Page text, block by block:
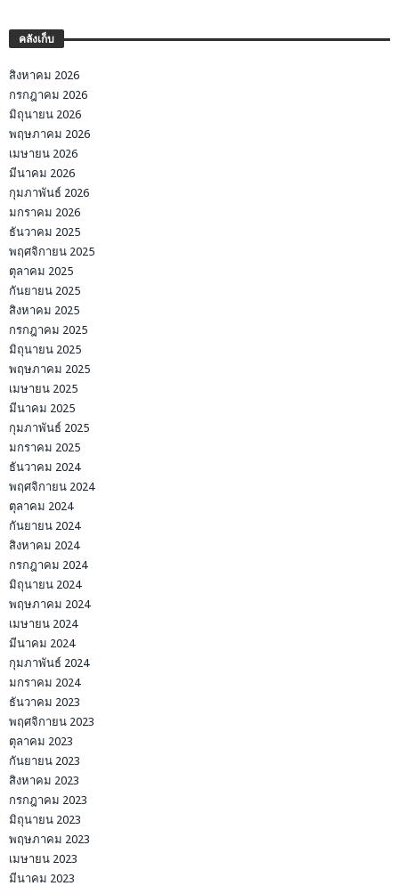
คลังเก็บ
สิงหาคม 2026
กรกฎาคม 2026
มิถุนายน 2026
พฤษภาคม 2026
เมษายน 2026
มีนาคม 2026
กุมภาพันธ์ 2026
มกราคม 2026
ธันวาคม 2025
พฤศจิกายน 2025
ตุลาคม 2025
กันยายน 2025
สิงหาคม 2025
กรกฎาคม 2025
มิถุนายน 2025
พฤษภาคม 2025
เมษายน 2025
มีนาคม 2025
กุมภาพันธ์ 2025
มกราคม 2025
ธันวาคม 2024
พฤศจิกายน 2024
ตุลาคม 2024
กันยายน 2024
สิงหาคม 2024
กรกฎาคม 2024
มิถุนายน 2024
พฤษภาคม 2024
เมษายน 2024
มีนาคม 2024
กุมภาพันธ์ 2024
มกราคม 2024
ธันวาคม 2023
พฤศจิกายน 2023
ตุลาคม 2023
กันยายน 2023
สิงหาคม 2023
กรกฎาคม 2023
มิถุนายน 2023
พฤษภาคม 2023
เมษายน 2023
มีนาคม 2023